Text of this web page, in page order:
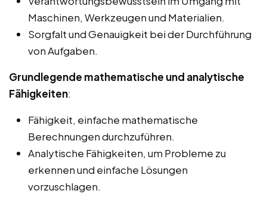
Maschinen, Werkzeugen und Materialien.
Sorgfalt und Genauigkeit bei der Durchführung
von Aufgaben.
Grundlegende mathematische und analytische
Fähigkeiten:
Fähigkeit, einfache mathematische
Berechnungen durchzuführen.
Analytische Fähigkeiten, um Probleme zu
erkennen und einfache Lösungen
vorzuschlagen.